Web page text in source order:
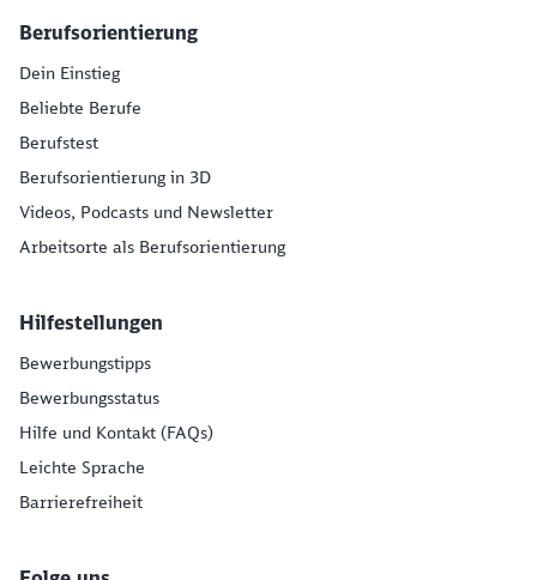
Berufsorientierung
Dein Einstieg
Beliebte Berufe
Berufstest
Berufsorientierung in 3D
Videos, Podcasts und Newsletter
Arbeitsorte als Berufsorientierung
Hilfestellungen
Bewerbungstipps
Bewerbungsstatus
Hilfe und Kontakt (FAQs)
Leichte Sprache
Barrierefreiheit